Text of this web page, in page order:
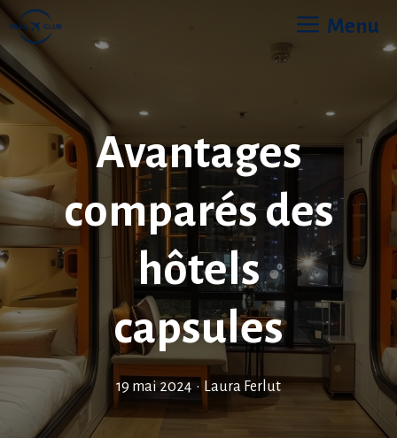
Aller
au
contenu
Menu
Avantages
comparés des
hôtels
capsules
19 mai 2024 • Laura Ferlut